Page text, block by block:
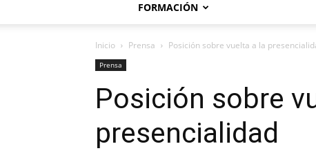
FORMACIÓN
Inicio Prensa Posición sobre vuelta a la
Prensa
Posición sobre
presencialidad